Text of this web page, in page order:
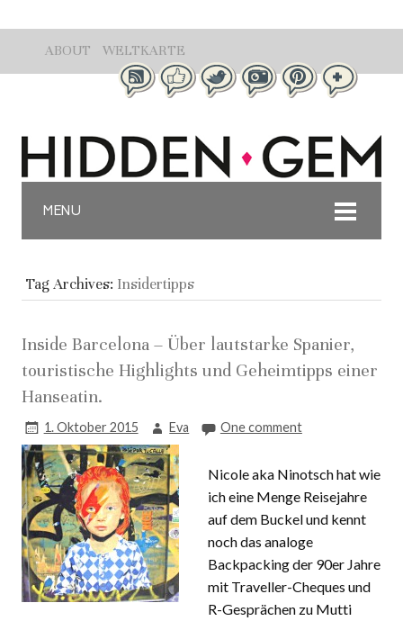
ABOUT WELTKARTE
MENU
Tag Archives: Insidertipps
Inside Barcelona – Über lautstarke Spanier,
touristische Highlights und Geheimtipps einer
Hanseatin.
1. Oktober 2015 Eva One comment
Nicole aka Ninotsch hat wie
ich eine Menge Reisejahre
auf dem Buckel und kennt
noch das analoge
Backpacking der 90er Jahre
mit Traveller-Cheques und
R-Gesprächen zu Mutti